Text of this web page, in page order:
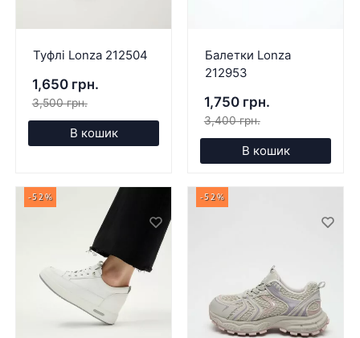
Туфлі Lonza 212504
1,650 грн.
3,500 грн.
В кошик
Балетки Lonza
212953
1,750 грн.
3,400 грн.
В кошик
-52% -52%